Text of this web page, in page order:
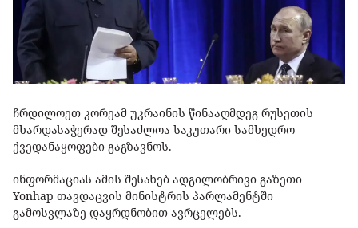
ჩრდილოეთ კორეამ უკრაინის წინააღმდეგ რუსეთის
მხარდასაჭერად შესაძლოა საკუთარი სამხედრო
ქვედანაყოფები გაგზავნოს.
ინფორმაციას ამის შესახებ ადგილობრივი გაზეთი
Yonhap თავდაცვის მინისტრის პარლამენტში
გამოსვლაზე დაყრდნობით ავრცელებს.